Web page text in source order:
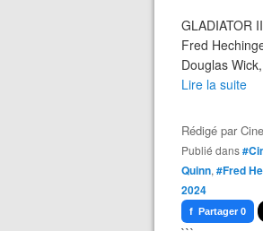
GLADIATOR
Fred
Douglas
Lire la suite
Rédigé par
Publié dans
Quinn, #Fred
2024
f Partager 0